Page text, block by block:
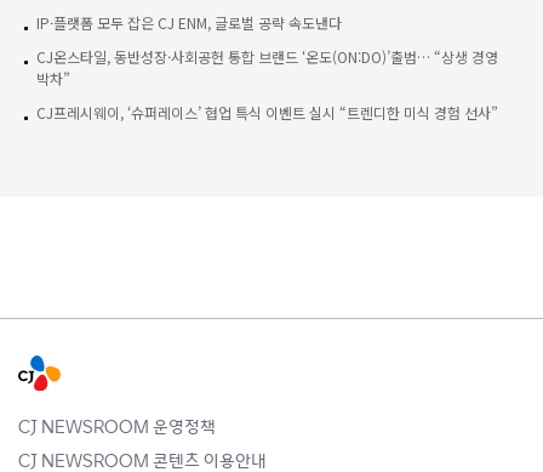
IP·플랫폼 모두 잡은 CJ ENM, 글로벌 공략 속도낸다
CJ온스타일, 동반성장·사회공헌 통합 브랜드 ‘온도(ON:DO)’출범… “상생 경영
박차”
CJ프레시웨이, ‘슈퍼레이스’ 협업 특식 이벤트 실시 “트렌디한 미식 경험 선사”
CJ NEWSROOM 운영정책
CJ NEWSROOM 콘텐츠 이용안내